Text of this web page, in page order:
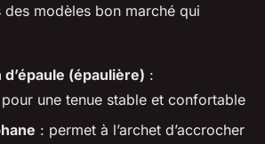
modèles bon marché qui
d’épaule (épaulière) :
une tenue stable et confortable
: permet à l’archet d’accrocher